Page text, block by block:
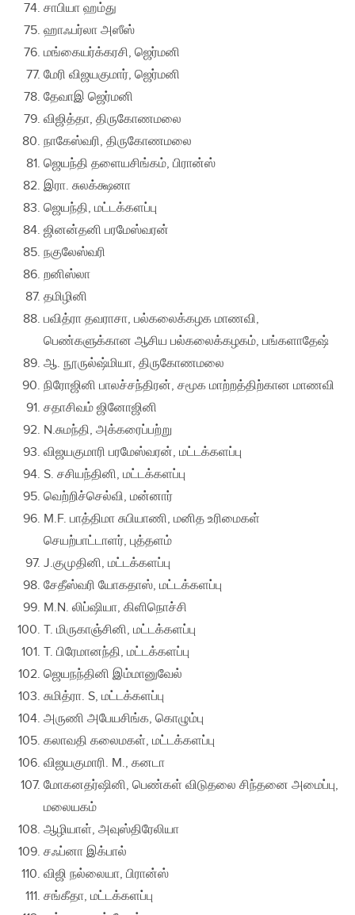
சாபியா ஹம்து
ஹாஃபர்லா அஸீஸ்
மங்கையர்க்கரசி, ஜெர்மனி
மேரி விஜயகுமார், ஜெர்மனி
தேவாஇ ஜெர்மனி
விஜித்தா, திருகோணமலை
நாகேஸ்வரி, திருகோணமலை
ஜெயந்தி தளையசிங்கம், பிரான்ஸ்
இரா. சுலக்க்ஷனா
ஜெயந்தி, மட்டக்களப்பு
ஜினன்தனி பரமேஸ்வரன்
நகுலேஸ்வரி
றனிஸ்லா
தமிழினி
பவித்ரா தவராசா, பல்கலைக்கழக மாணவி,
பெண்களுக்கான ஆசிய பல்கலைக்கழகம், பங்களாதேஷ்
ஆ. நூருல்ஷ்மியா, திருகோணமலை
நிரோஜினி பாலச்சந்திரன், சமூக மாற்றத்திற்கான மாணவி
சதாசிவம் ஜினோஜினி
N.சுமந்தி, அக்கரைப்பற்று
விஜயகுமாரி பரமேஸ்வரன், மட்டக்களப்பு
S. சசியந்தினி, மட்டக்களப்பு
வெற்றிச்செல்வி, மன்னார்
M.F. பாத்திமா சுபியாணி, மனித உரிமைகள்
செயற்பாட்டாளர், புத்தளம்
J.குமுதினி, மட்டக்களப்பு
சேதீஸ்வரி யோகதாஸ், மட்டக்களப்பு
M.N. லிப்ஷியா, கிளிநொச்சி
T. மிருகாஞ்சினி, மட்டக்களப்பு
T. பிரேமானந்தி, மட்டக்களப்பு
ஜெயநந்தினி இம்மானுவேல்
சுமித்ரா. S, மட்டக்களப்பு
அருணி அபேயசிங்க, கொழும்பு
கலாவதி கலைமகள், மட்டக்களப்பு
விஜயகுமாரி. M., கனடா
மோகனதர்ஷினி, பெண்கள் விடுதலை சிந்தனை அமைப்பு,
மலையகம்
ஆழியாள், அவுஸ்திரேலியா
சஃப்னா இக்பால்
விஜி நல்லையா, பிரான்ஸ்
சங்கீதா, மட்டக்களப்பு